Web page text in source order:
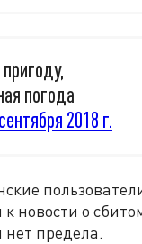
погода
2018 г.
новости о
предела.